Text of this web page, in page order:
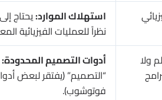
استهلاك الموارد:يحتاج
نظراً للعمليات الفيزيائية
ولا
أدوات التصميم المحدودة:
“التصميم” (يفتقر لبعض
فوتوشوب).